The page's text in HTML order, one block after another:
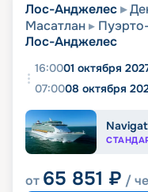
Лос-Анджелес
Масатлан
Лос-Анджелес
16:0001 октября
07:0008 октября
от 65 851 ₽ /